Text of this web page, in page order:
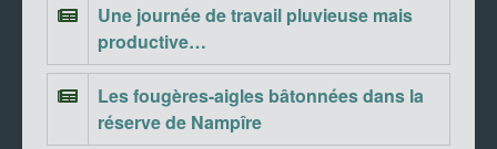
Une journée de travail pluvieuse mais
productive…
Les fougères-aigles bâtonnées dans la
réserve de Nampîre